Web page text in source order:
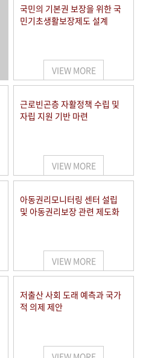
국민의 기본권 보장을 위한 국
민기초생활보장제도 설계
VIEW MORE
근로빈곤층 자활정책 수립 및
자립 지원 기반 마련
VIEW MORE
아동권리모니터링 센터 설립
및 아동권리보장 관련 제도화
VIEW MORE
저출산 사회 도래 예측과 국가
적 의제 제안